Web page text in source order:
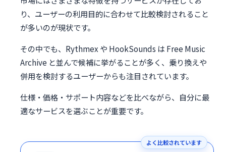
り、ユーザーの利用目的に合わせて比較検討されること
が多いのが現状です。
その中でも、Rythmex や HookSounds は Free Music
Archive と並んで候補に挙がることが多く、乗り換えや
併用を検討するユーザーからも注目されています。
仕様・価格・サポート内容などを比べながら、自分に最
適なサービスを選ぶことが重要です。
よく比較されています